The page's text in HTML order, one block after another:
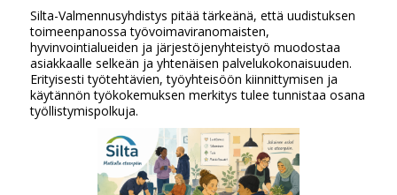
Silta-Valmennusyhdistys pitää tärkeänä, että uudistuksen
toimeenpanossa työvoimaviranomaisten,
hyvinvointialueiden ja järjestöjenyhteistyö muodostaa
asiakkaalle selkeän ja yhtenäisen palvelukokonaisuuden.
Erityisesti työtehtävien, työyhteisöön kiinnittymisen ja
käytännön työkokemuksen merkitys tulee tunnistaa osana
työllistymispolkuja.